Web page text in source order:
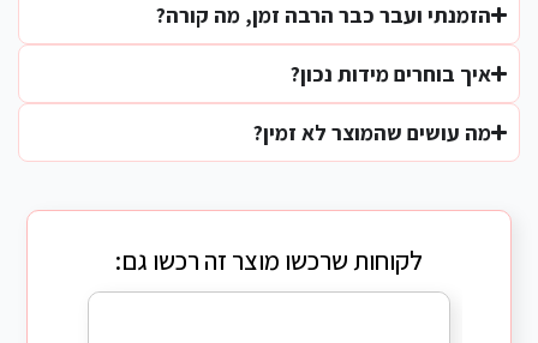
הזמנתי ועבר כבר הרבה זמן, מה קורה?
איך בוחרים מידות נכון?
מה עושים שהמוצר לא זמין?
לקוחות שרכשו מוצר זה רכשו גם: